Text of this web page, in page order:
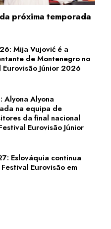
próxima temporada
Mija Vujović é a
de Montenegro no
Eurovisão Júnior 2026
Alyona Alyona
na equipa de
da final nacional
Eurovisão Júnior
Eslováquia continua
Eurovisão em